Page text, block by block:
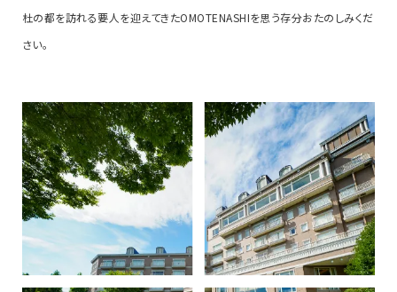
杜の都を訪れる要人を迎えてきたOMOTENASHIを思う存分おたのしみくだ
さい。